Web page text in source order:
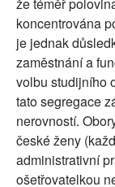
koncentrována
je jednak
zaměstnání a
volbu studijního
tato segregace
nerovností.
české ženy
administrativní
ošetřovatelkou